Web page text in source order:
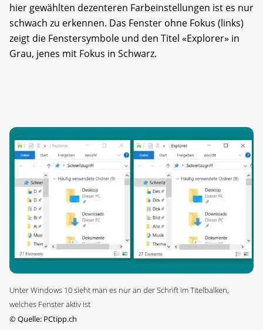
hier gewählten dezenteren Farbeinstellungen ist es nur
schwach zu erkennen. Das Fenster ohne Fokus (links)
zeigt die Fenstersymbole und den Titel «Explorer» in
Grau, jenes mit Fokus in Schwarz.
Unter Windows 10 sieht man es nur an der Schrift im Titelbalken,
welches Fenster aktiv ist
©Quelle: PCtipp.ch